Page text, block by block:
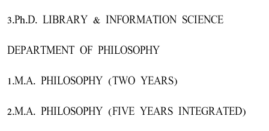
3.Ph.D. LIBRARY & INFORMATION SCIENCE
DEPARTMENT OF PHILOSOPHY
1.M.A. PHILOSOPHY (TWO YEARS)
2.M.A. PHILOSOPHY (FIVE YEARS INTEGRATED)